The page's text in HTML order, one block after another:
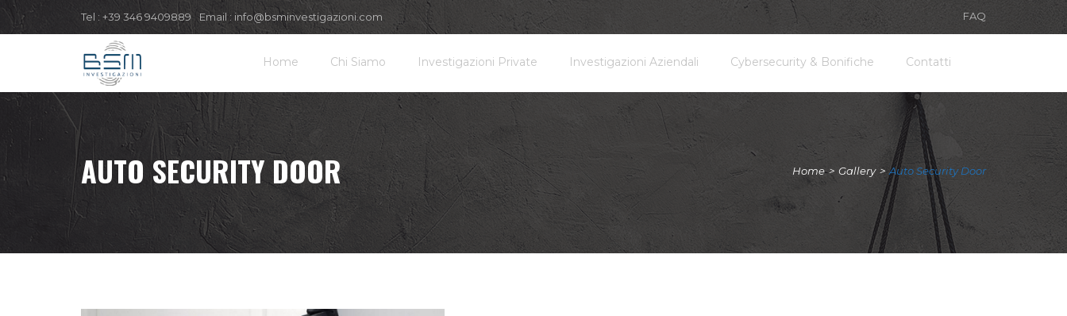
Tel : +39 346 9409889 Email : info@bsminvestigazioni.com FAQ
Home Chi Siamo Investigazioni Private Investigazioni Aziendali Cybersecurity & Bonifiche Contatti
AUTO SECURITY DOOR Home > Gallery > Auto Security Door